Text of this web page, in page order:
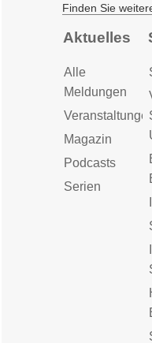
Finden Sie
Aktuelles
Alle
Meldungen
Magazin
Podcasts
Serien